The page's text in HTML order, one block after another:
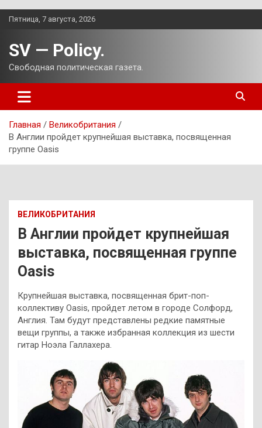
Перейти
Пятница, 7 августа, 2026
SV — Policy.
Свободная политическая газета.
Главная
Великобритания
В Англии пройдет крупнейшая выставка, посвященная
группе Oasis
ВЕЛИКОБРИТАНИЯ
В Англии пройдет крупнейшая
выставка, посвященная группе
Oasis
Крупнейшая выставка, посвященная брит-поп-
коллективу Oasis, пройдет летом в городе Солфорд,
Англия. Там будут представлены редкие памятные
вещи группы, а также избранная коллекция из шести
гитар Ноэла Галлахера.